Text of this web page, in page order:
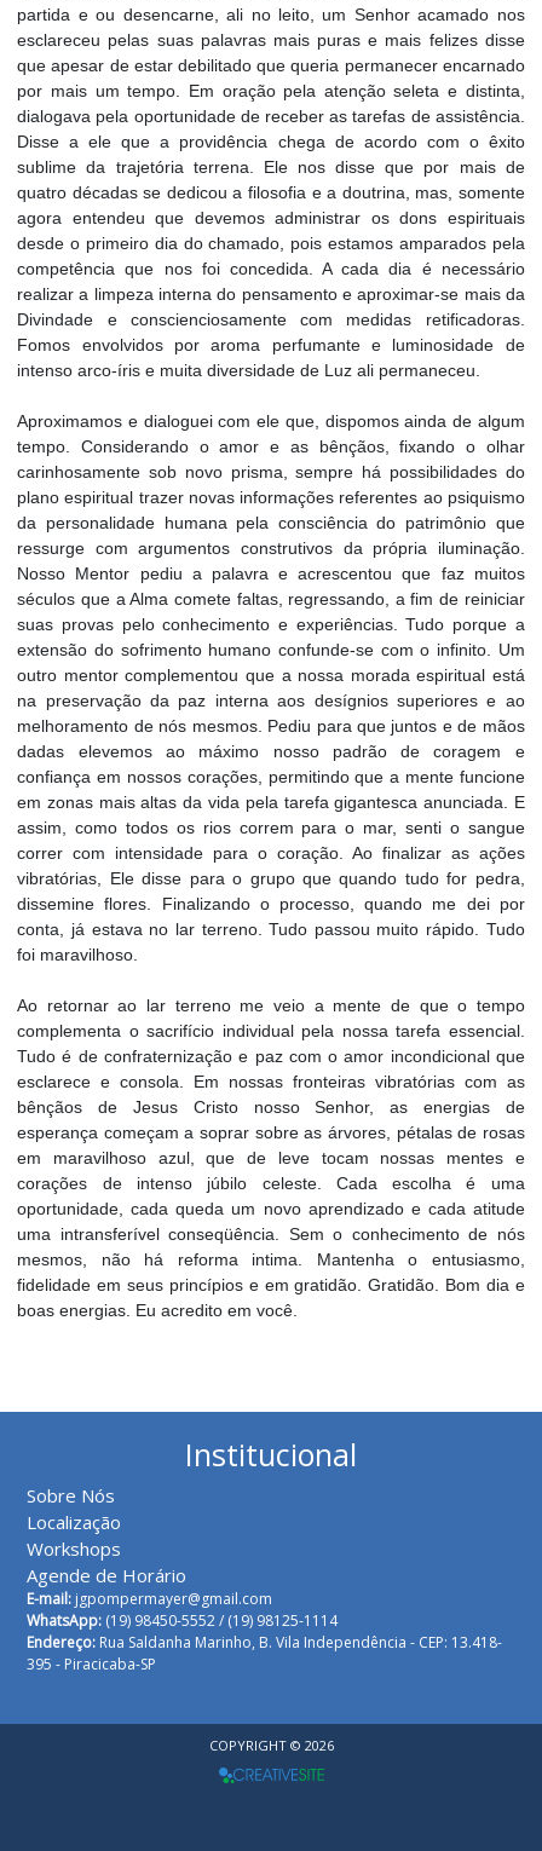
partida e ou desencarne, ali no leito, um Senhor acamado nos
esclareceu pelas suas palavras mais puras e mais felizes disse
que apesar de estar debilitado que queria permanecer encarnado
por mais um tempo. Em oração pela atenção seleta e distinta,
dialogava pela oportunidade de receber as tarefas de assistência.
Disse a ele que a providência chega de acordo com o êxito
sublime da trajetória terrena. Ele nos disse que por mais de
quatro décadas se dedicou a filosofia e a doutrina, mas, somente
agora entendeu que devemos administrar os dons espirituais
desde o primeiro dia do chamado, pois estamos amparados pela
competência que nos foi concedida. A cada dia é necessário
realizar a limpeza interna do pensamento e aproximar-se mais da
Divindade e conscienciosamente com medidas retificadoras.
Fomos envolvidos por aroma perfumante e luminosidade de
intenso arco-íris e muita diversidade de Luz ali permaneceu.
Aproximamos e dialoguei com ele que, dispomos ainda de algum
tempo. Considerando o amor e as bênçãos, fixando o olhar
carinhosamente sob novo prisma, sempre há possibilidades do
plano espiritual trazer novas informações referentes ao psiquismo
da personalidade humana pela consciência do patrimônio que
ressurge com argumentos construtivos da própria iluminação.
Nosso Mentor pediu a palavra e acrescentou que faz muitos
séculos que a Alma comete faltas, regressando, a fim de reiniciar
suas provas pelo conhecimento e experiências. Tudo porque a
extensão do sofrimento humano confunde-se com o infinito. Um
outro mentor complementou que a nossa morada espiritual está
na preservação da paz interna aos desígnios superiores e ao
melhoramento de nós mesmos. Pediu para que juntos e de mãos
dadas elevemos ao máximo nosso padrão de coragem e
confiança em nossos corações, permitindo que a mente funcione
em zonas mais altas da vida pela tarefa gigantesca anunciada. E
assim, como todos os rios correm para o mar, senti o sangue
correr com intensidade para o coração. Ao finalizar as ações
vibratórias, Ele disse para o grupo que quando tudo for pedra,
dissemine flores. Finalizando o processo, quando me dei por
conta, já estava no lar terreno. Tudo passou muito rápido. Tudo
foi maravilhoso.
Ao retornar ao lar terreno me veio a mente de que o tempo
complementa o sacrifício individual pela nossa tarefa essencial.
Tudo é de confraternização e paz com o amor incondicional que
esclarece e consola. Em nossas fronteiras vibratórias com as
bênçãos de Jesus Cristo nosso Senhor, as energias de
esperança começam a soprar sobre as árvores, pétalas de rosas
em maravilhoso azul, que de leve tocam nossas mentes e
corações de intenso júbilo celeste. Cada escolha é uma
oportunidade, cada queda um novo aprendizado e cada atitude
uma intransferível conseqüência. Sem o conhecimento de nós
mesmos, não há reforma intima. Mantenha o entusiasmo,
fidelidade em seus princípios e em gratidão. Gratidão. Bom dia e
boas energias. Eu acredito em você.
Institucional
Sobre Nós
Localização
Workshops
Agende de Horário
E-mail: jgpompermayer@gmail.com
WhatsApp: (19) 98450-5552 / (19) 98125-1114
Endereço: Rua Saldanha Marinho, B. Vila Independência - CEP: 13.418-
395 - Piracicaba-SP
COPYRIGHT © 2026